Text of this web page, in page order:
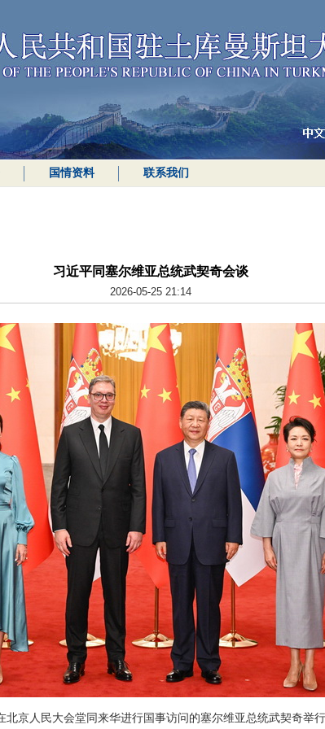
国情资料 联系我们
习近平同塞尔维亚总统武契奇会谈
2026-05-25 21:14
北京人民大会堂同来华进行国事访问的塞尔维亚总统武契奇举